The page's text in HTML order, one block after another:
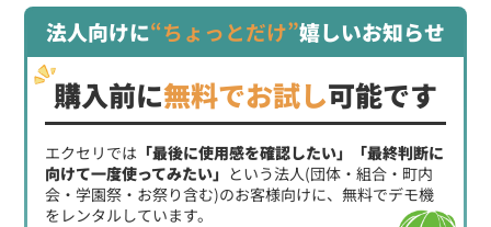
法人向けに“ちょっとだけ”嬉しいお知らせ
購入前に無料でお試し可能です
エクセリでは 「最後に使用感を確認したい」「最終判断に
向けて一度使ってみたい」 という法人(団体・組合・町内
会・学園祭・お祭り含む)のお客様向けに、無料でデモ機
をレンタルしています。